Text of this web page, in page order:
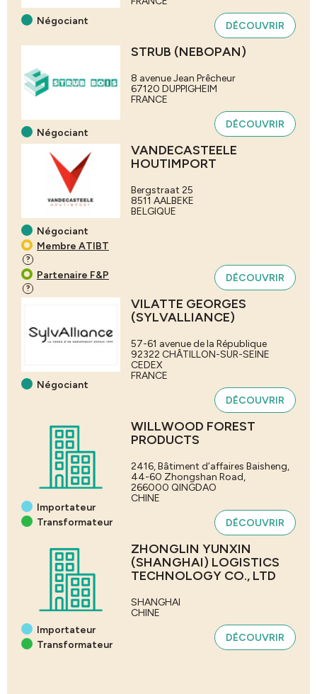
Négociant DÉCOUVRIR
Négociant
STRUB (NEBOPAN)
8 avenue Jean Prêcheur
67120 DUPPIGHEIM
FRANCE
DÉCOUVRIR
Négociant
Membre ATIBT
?
Partenaire F&P
?
VANDECASTEELE
HOUTIMPORT
Bergstraat 25
8511 AALBEKE
BELGIQUE
DÉCOUVRIR
Négociant
VILATTE GEORGES
(SYLVALLIANCE)
57-61 avenue de la République
92322 CHÂTILLON-SUR-SEINE
CEDEX
FRANCE
DÉCOUVRIR
Importateur
Transformateur
WILLWOOD FOREST
PRODUCTS
2416, Bâtiment d’affaires Baisheng,
44-60 Zhongshan Road,
266000 QINGDAO
CHINE
DÉCOUVRIR
Importateur
Transformateur
ZHONGLIN YUNXIN
(SHANGHAI) LOGISTICS
TECHNOLOGY CO., LTD
SHANGHAI
CHINE
DÉCOUVRIR